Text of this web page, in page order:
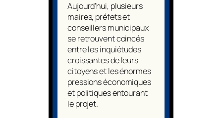
Aujourd’hui, plusieurs
maires, préfets et
conseillers municipaux
se retrouvent coincés
entre les inquiétudes
croissantes de leurs
citoyens et les énormes
pressions économiques
et politiques entourant
le projet.